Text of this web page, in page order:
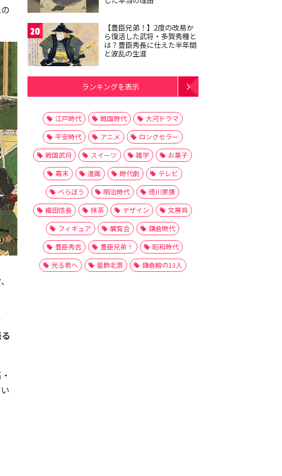
20
【豊臣兄弟！】2度の改易か
ら復活した武将・多賀秀種と
は？豊臣秀長に仕えた半年間
と波乱の生涯
ランキングを表示
江戸時代 戦国時代
大河ドラマ
平安時代
アニメ
ロングセラー
戦国武将
スイーツ 雑学
お菓子
幕末
漫画 時代劇
テレビ
べらぼう
明治時代
徳川家康
織田信長
抹茶 デザイン
文房具
フィギュア
展覧会
鎌倉時代
豊臣秀吉
豊臣兄弟！
昭和時代
光る君へ
葛飾北斎 鎌倉殿の13人